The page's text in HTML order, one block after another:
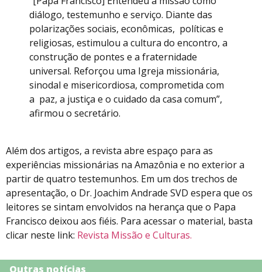
diálogo, testemunho e serviço. Diante das
polarizações sociais, econômicas, políticas e
religiosas, estimulou a cultura do encontro, a
construção de pontes e a fraternidade
universal. Reforçou uma Igreja missionária,
sinodal e misericordiosa, comprometida com
a paz, a justiça e o cuidado da casa comum”,
afirmou o secretário.
Além dos artigos, a revista abre espaço para as
experiências missionárias na Amazônia e no exterior a
partir de quatro testemunhos. Em um dos trechos de
apresentação, o Dr. Joachim Andrade SVD espera que os
leitores se sintam envolvidos na herança que o Papa
Francisco deixou aos fiéis. Para acessar o material, basta
clicar neste link: Revista Missão e Culturas.
Outras notícias